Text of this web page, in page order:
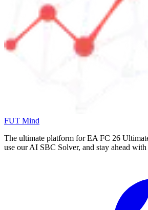
FUT Mind
The ultimate platform for EA FC 26
use our AI SBC Solver, and stay ahead